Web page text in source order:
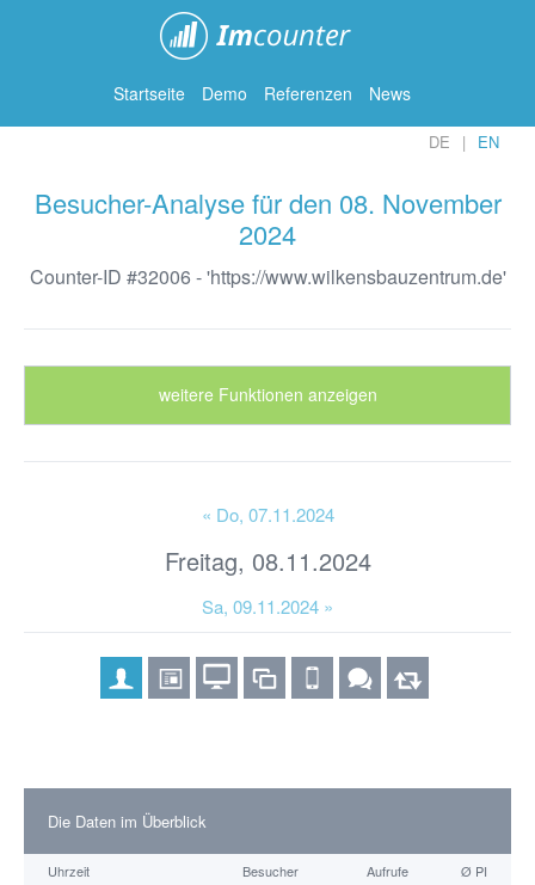
Startseite Demo Referenzen News
DE EN
Besucher-Analyse für den 08. November
2024
Counter-ID #32006 - 'https://www.wilkensbauzentrum.de'
weitere Funktionen anzeigen
« Do, 07.11.2024
Freitag, 08.11.2024
Sa, 09.11.2024 »
Die Daten im Überblick
Uhrzeit Besucher Aufrufe Ø PI